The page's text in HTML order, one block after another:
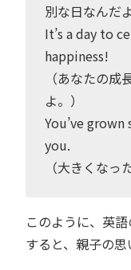
別な日なんだ
It’s a day to
happiness!
（あなたの
よ。）
You’ve
you.
（大きくなっ
このように、英
すると、親子の